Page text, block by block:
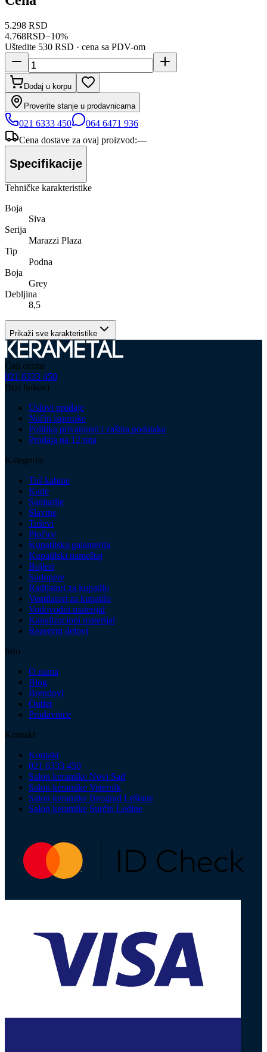
5.298 RSD
4.768RSD−10%
Uštedite 530 RSD · cena sa PDV-om
Dodaj u korpu
Proverite stanje u prodavnicama
021 6333 450
064 6471 936
Cena dostave za ovaj proizvod:—
Specifikacije
Tehničke karakteristike
Boja
Siva
Serija
Marazzi Plaza
Tip
Podna
Boja
Grey
Debljina
8,5
Prikaži sve karakteristike
Call centar
021 6333 450
Brzi linkovi
Uslovi prodaje
Način isporuke
Politika privatnosti i zaštita podataka
Prodaja na 12 rata
Kategorije
Tuš kabine
Kade
Sanitarije
Slavine
Tuševi
Pločice
Kupatilska galanterija
Kupatilski nameštaj
Bojleri
Sudopere
Radijatori za kupatilo
Ventilatori za kupatilo
Vodovodni materijal
Kanalizacioni materijal
Rezervni delovi
Info
O nama
Blog
Brendovi
Outlet
Prodavnice
Kontakt
Kontakt
021 6333 450
Salon keramike Novi Sad
Salon keramike Veternik
Salon keramike Beograd Leštane
Salon keramike Surčin Ledine